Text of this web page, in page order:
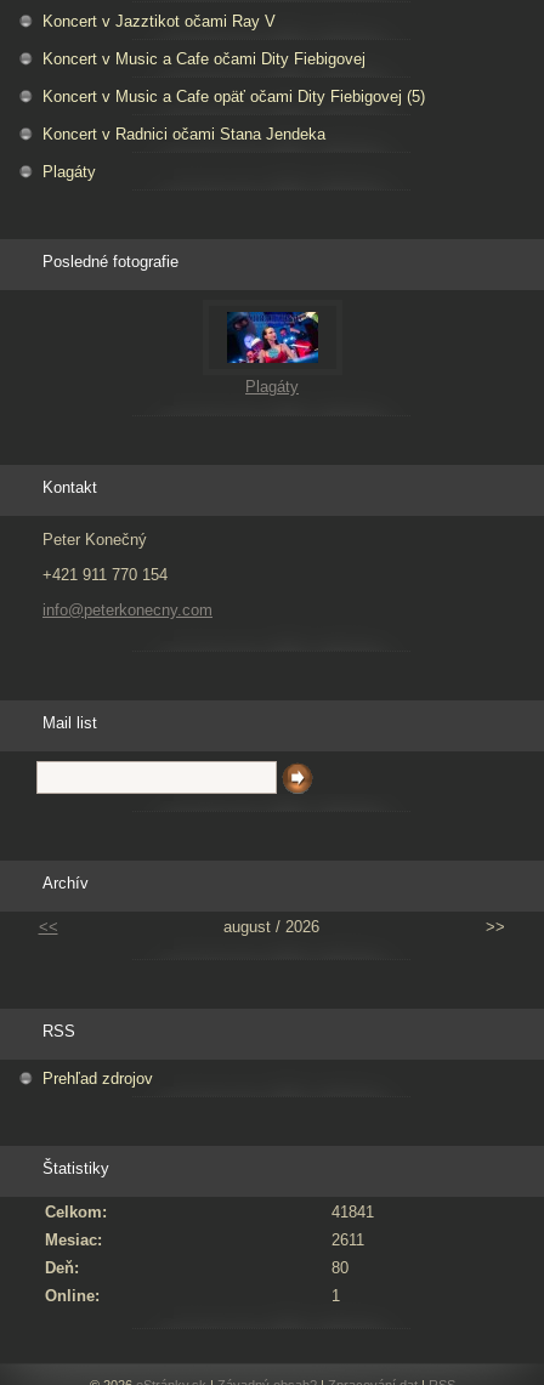
Koncert v Jazztikot očami Ray V
Koncert v Music a Cafe očami Dity Fiebigovej
Koncert v Music a Cafe opäť očami Dity Fiebigovej (5)
Koncert v Radnici očami Stana Jendeka
Plagáty
Posledné fotografie
Plagáty
Kontakt
Peter Konečný
+421 911 770 154
info@peterkonecny.com
Mail list
Archív
<< august / 2026 >>
RSS
Prehľad zdrojov
Štatistiky
Online: 1
Celkom:
41841
Mesiac:
2611
Deň:
80